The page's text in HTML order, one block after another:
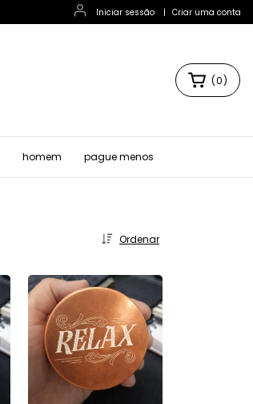
Iniciar sessão | Criar uma conta
(0)
homem pague menos
Ordenar